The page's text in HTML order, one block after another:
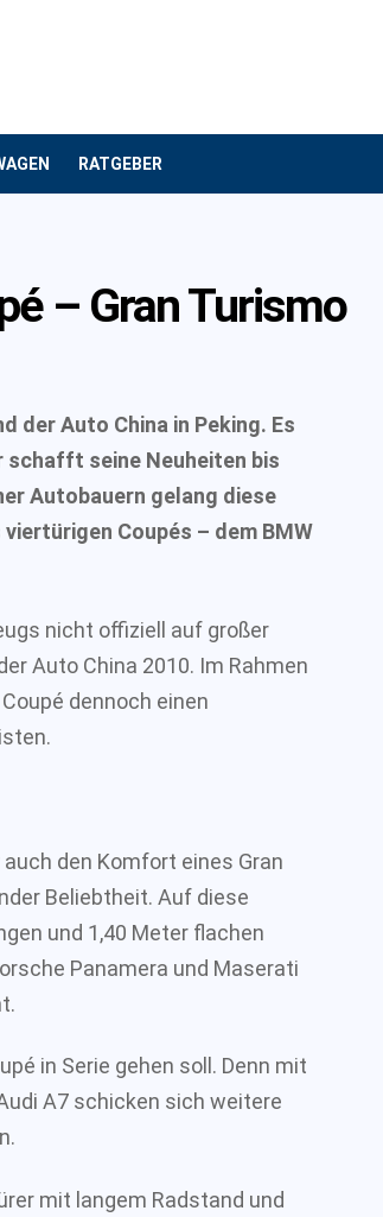
RATGEBER
– Gran Turismo
der Auto China in Peking. Es
seine Neuheiten bis
Autobauern gelang diese
Coupés – dem BMW
nicht offiziell auf großer
Auto China 2010. Im Rahmen
dennoch einen
den Komfort eines Gran
Beliebtheit. Auf diese
und 1,40 Meter flachen
Panamera und Maserati
in Serie gehen soll. Denn mit
A7 schicken sich weitere
mit langem Radstand und